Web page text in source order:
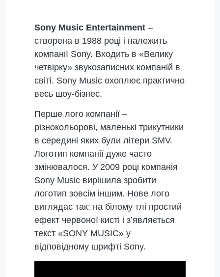
Sony Music Entertainment –
створена в 1988 році і належить
компанії Sony. Входить в «Велику
четвірку» звукозаписних компаній в
світі. Sony Music охоплює практично
весь шоу-бізнес.
Перше лого компанії –
різнокольорові, маленькі трикутники
в середині яких були літери SMV.
Логотип компанії дуже часто
змінювалося. У 2009 році компанія
Sony Music вирішила зробити
логотип зовсім іншим. Нове лого
виглядає так: на білому тлі простий
ефект червоної кисті і з’являється
текст «SONY MUSIC» у
відповідному шрифті Sony.